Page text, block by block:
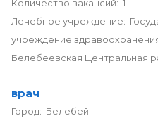
Количество вакансий: 1
Лечебное учреждение:
учреждение
Белебеевская Центральная
врач
Город: Белебей